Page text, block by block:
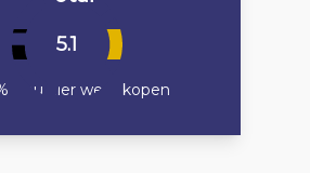
5.1
Zou hier weer kopen